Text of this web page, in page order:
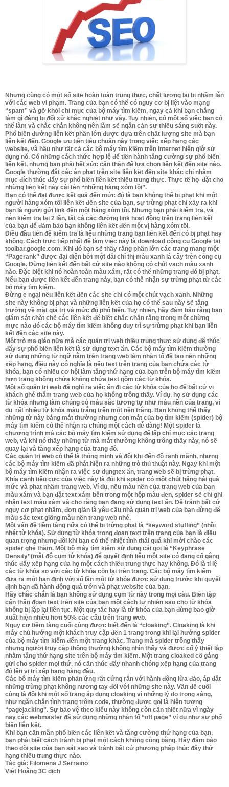
Nhưng cũng có một số site hoàn toàn trung thực, chất lượng lại bị nhầm lẫn
với các web vi phạm. Trang của bạn có thể có nguy cơ bị liệt vào mạng
“spam” và gỡ khỏi chỉ mục của bộ máy tìm kiếm, ngay cả khi bạn chẳng
làm gì đáng bị đối xử khắc nghiệt như vậy. Tuy nhiên, có một số việc bạn có
thể làm và chắc chắn không nên làm sẽ ngăn cản sự thiếu sáng suốt này.
Phổ biến đường liên kết phần lớn được dựa trên chất lượng site mà bạn
liên kết đến. Google ưu tiên tiêu chuẩn này trong việc xếp hạng các
website, và hầu như tất cả các bộ máy tìm kiếm trên Internet hiện giờ sử
dụng nó. Có những cách thức hợp lệ để tiến hành tăng cường sự phổ biến
liên kết, nhưng bạn phải hết sức cẩn thận để lựa chọn liên kết đến site nào.
Google thường đặt các án phạt trên site liên kết đến site khác chỉ nhằm
mục đích thúc đẩy sự phổ biến liên kết thiếu trung thực. Thực tế họ đặt cho
những liên kết này cái tên “những hàng xóm tồi”.
Bạn có thể đạt được kết quả đến mức độ là bạn không thể bị phạt khi một
người hàng xóm tồi liên kết đến site của bạn, sự trừng phạt chỉ xảy ra khi
bạn là ngưởi gửi link đến một hàng xóm tồi. Nhưng bạn phải kiểm tra, và
nên kiểm tra lại 2 lần, tất cả các đường link hoạt động trên trang liên kết
của bạn để đảm bảo bạn không liên kết đến một vị hàng xóm tồi.
Điều đầu tiên để kiểm tra là liệu những trang bạn liên kết đến có bị phạt hay
không. Cách trực tiếp nhất để làm việc này là download công cụ Google tại
toolbar.google.com. Khi đó bạn sẽ thấy rằng phần lớn các trang mang một
“Pagerank” được đại diện bởi một dải chỉ thị màu xanh lá cây trên công cụ
Google. Đừng liên kết đến bất cứ site nào không có chút vạch màu xanh
nào. Đặc biệt khi nó hoàn toàn màu xám, rất có thể những trang đó bị phạt.
Nếu bạn được liên kết đến trang này, bạn có thể nhận sự trừng phạt từ các
bộ máy tìm kiếm.
Đừng e ngại nếu liên kết đến các site chỉ có một chút vạch xanh. Những
site này không bị phạt và những liên kết của họ có thể sau này sẽ tăng
trưởng về mặt giá trị và mức độ phổ biến. Tuy nhiên, hãy đảm bảo rằng bạn
giám sát chặt chẽ các liên kết để biết chắc chắn rằng trong một chừng
mực nào đó các bộ máy tìm kiếm không duy trì sự trừng phạt khi bạn liên
kết đến các site này.
Một trò ma giáo nữa mà các quản trị web thiếu trung thực sử dụng để thúc
đẩy sự phổ biến liên kết là sử dụng text ẩn. Các bộ máy tìm kiếm thường
sử dụng những từ ngữ nằm trên trang web làm nhân tố để tạo nên những
xếp hạng, điều này có nghĩa là nếu text trên trang của bạn chứa các từ
khóa, bạn có nhiều cơ hội làm tăng thứ hạng của bạn trên bộ máy tìm kiếm
hơn trang không chứa không chứa text gồm các từ khóa.
Một số quản trị web đã nghĩ ra việc ẩn đi các từ khóa của họ để bất cứ vị
khách ghé thăm trang web của họ không trông thấy. Ví dụ, họ sử dụng các
từ khóa nhưng làm chúng có màu sắc tương tự như màu nền của trang, ví
dụ rất nhiều từ khóa màu trắng trên một nền trắng. Bạn không thể thấy
những từ này bằng mắt thường nhưng con mắt của bọ tìm kiếm (spider) bộ
máy tìm kiếm có thể nhận ra chúng một cách dễ dàng! Một spider là
chương trình mà các bộ máy tìm kiếm sử dụng để lập chỉ mục các trang
web, và khi nó thấy những từ mà mắt thường không trông thấy này, nó sẽ
quay lại và tăng xếp hạng của trang đó.
Các quản trị web có thể là thông minh và đôi khi đến độ ranh mãnh, nhưng
các bộ máy tìm kiếm đã phát hiện ra những trò thủ thuật này. Ngay khi một
bộ máy tìm kiếm nhận ra việc sử dụngtex ẩn, trang web sẽ bị trừng phạt.
Khía cạnh tiêu cực của việc này là đôi khi spider có một chút hăng hái quá
mức và phạt nhầm trang web. Ví dụ, nếu màu nền của trang web của bạn
màu xám và bạn đặt text xám bên trong một hộp màu đen, spider sẽ chỉ ghi
nhận text màu xám và cho rằng bạn đang sử dụng text ẩn. Để tránh bất cứ
nguy cơ phạt nhầm, đơn giản là yêu cầu nhà quản trị web của bạn đừng để
màu sắc text giống màu nền trang web nhé.
Một vấn đề tiềm tàng nữa có thể bị trừng phạt là “keyword stuffing” (nhồi
nhét từ khóa). Sử dụng từ khóa trong đoạn text trên trang của bạn là điều
quan trọng nhưng đôi khi bạn có thể nhiệt tình thái quá khi mời chào các
spider ghé thăm. Một bộ máy tìm kiếm sử dụng cái gọi là “Keyphrase
Density”(mật độ cụm từ khóa) để quyết định liệu một site có đang cố gắng
thúc đẩy xếp hạng của họ một cách thiếu trung thực hay không. Đó là tỉ lệ
các từ khóa so với các từ khóa còn lại trên trang. Các bộ máy tìm kiếm
đưa ra một hạn định với số lần một từ khóa được sử dụng trước khi quyết
định bạn đã hành động quá trớn và phạt website của bạn.
Hãy chắc chắn là bạn không sử dụng cụm từ này trong mọi câu. Biên tập
cẩn thận đoạn text trên site của bạn một cách tự nhiên sao cho từ khóa
không bị lặp lại liên tục. Một quy tắc hay là từ khóa của bạn đừng bao giờ
xuất hiện nhiều hơn 50% các câu trên trang web.
Nguy cơ tiềm tàng cuối cùng được biết đến là “cloaking”. Cloaking là khi
máy chủ hướng một khách truy cập đến 1 trang trong khi lại hướng spider
của bộ máy tìm kiếm đến một trang khác. Trang mà spider trông thấy
nhưng người truy cập thông thường không nhìn thấy và được cố ý thiết lập
nhằm tăng thứ hạng site trên bộ máy tìm kiếm. Một trang cloaked cố gắng
gửi cho spider mọi thứ, nó cần thúc đẩy nhanh chóng xếp hạng của trang
đó lên vị trí xếp hạng hàng đầu.
Các bộ máy tìm kiếm phản ứng rất cứng rắn với hành động lừa đảo, áp đặt
những trừng phạt không nương tay đối với những site này. Vấn đề cuối
cùng là đôi khi một số trang áp dụng cloaking vì những lý do trong sáng,
như ngăn chặn tình trạng trộm code, thường được gọi là hiện tượng
“pagejacking”. Sự bảo vệ theo kiểu này không còn cần thiết nữa vì ngày
nay các webmaster đã sử dụng những nhân tố “off page” ví dụ như sự phổ
biến liên kết.
Khi bạn cần mẫn phổ biến các liên kết và tăng cường thứ hạng của bạn,
bạn phải biết cách tránh bị phạt một cách không công bằng. Hãy đảm bảo
theo dõi site của bạn sát sao và tránh bất cứ phương pháp thúc đẩy thứ
hạng thiếu trung thực nào.
Tác giả: Filomena J Serraino
Việt Hoằng 3C dịch